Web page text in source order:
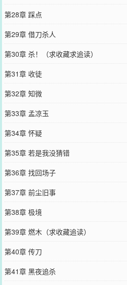
第28章 踩点
第29章 借刀杀人
第30章 杀！（求收藏求追读）
第31章 收徒
第32章 知微
第33章 孟凉玉
第34章 怀疑
第35章 若是我没猜错
第36章 找回场子
第37章 前尘旧事
第38章 极境
第39章 燃木（求收藏追读）
第40章 传刀
第41章 黑夜追杀